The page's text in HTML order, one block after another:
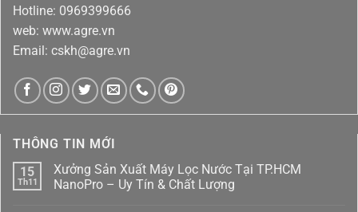
Hotline: 0969399666
web: www.agre.vn
Email: cskh@agre.vn
THÔNG TIN MỚI
15
Th11
Xưởng Sản Xuất Máy Lọc Nước Tại TP.HCM
NanoPro – Uy Tín & Chất Lượng